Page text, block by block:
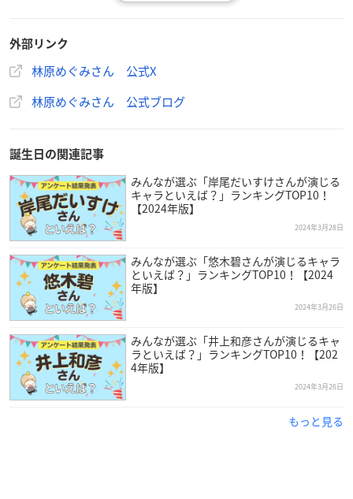
（引用：林原めぐみさん公式ブログ）
林原めぐみさんは東京都出身で現在ウッドパークオフィスに所
属しており、今年で57歳を迎えます。
小学生の頃から声優という職業に感心を持っていた林原さん。
外部リンク
林原めぐみさん 公式X
林原めぐみさん 公式ブログ
誕生日の関連記事
みんなが選ぶ「岸尾だいすけさんが演じる
キャラといえば？」ランキングTOP10！
【2024年版】
2024年3月28日
みんなが選ぶ「悠木碧さんが演じるキャラ
といえば？」ランキングTOP10！【2024
年版】
2024年3月26日
みんなが選ぶ「井上和彦さんが演じるキャ
ラといえば？」ランキングTOP10！【202
4年版】
2024年3月26日
もっと見る